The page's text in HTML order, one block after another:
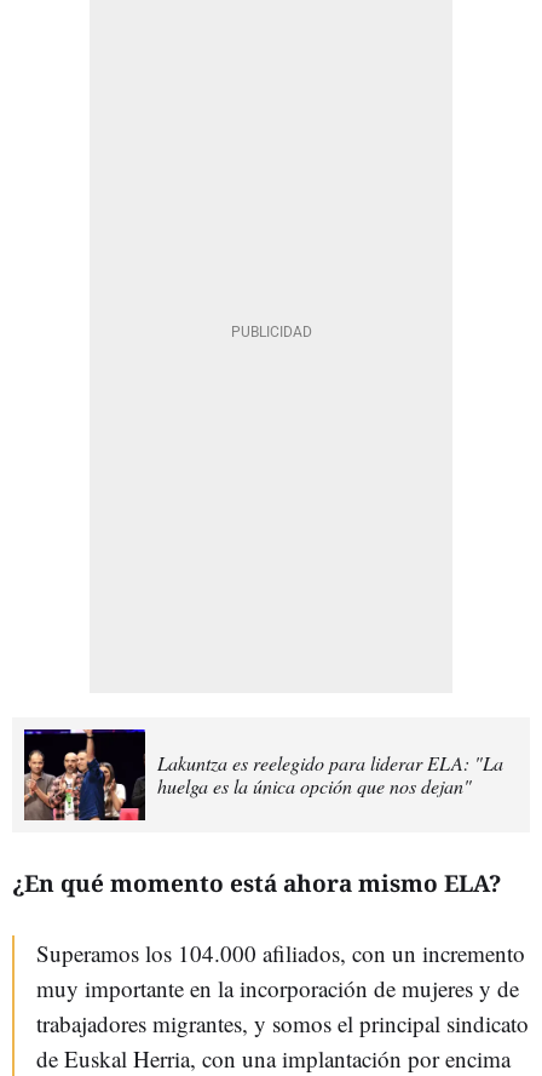
Lakuntza es reelegido para liderar ELA: "La
huelga es la única opción que nos dejan"
¿En qué momento está ahora mismo ELA?
Superamos los 104.000 afiliados, con un incremento
muy importante en la incorporación de mujeres y de
trabajadores migrantes, y somos el principal sindicato
de Euskal Herria, con una implantación por encima